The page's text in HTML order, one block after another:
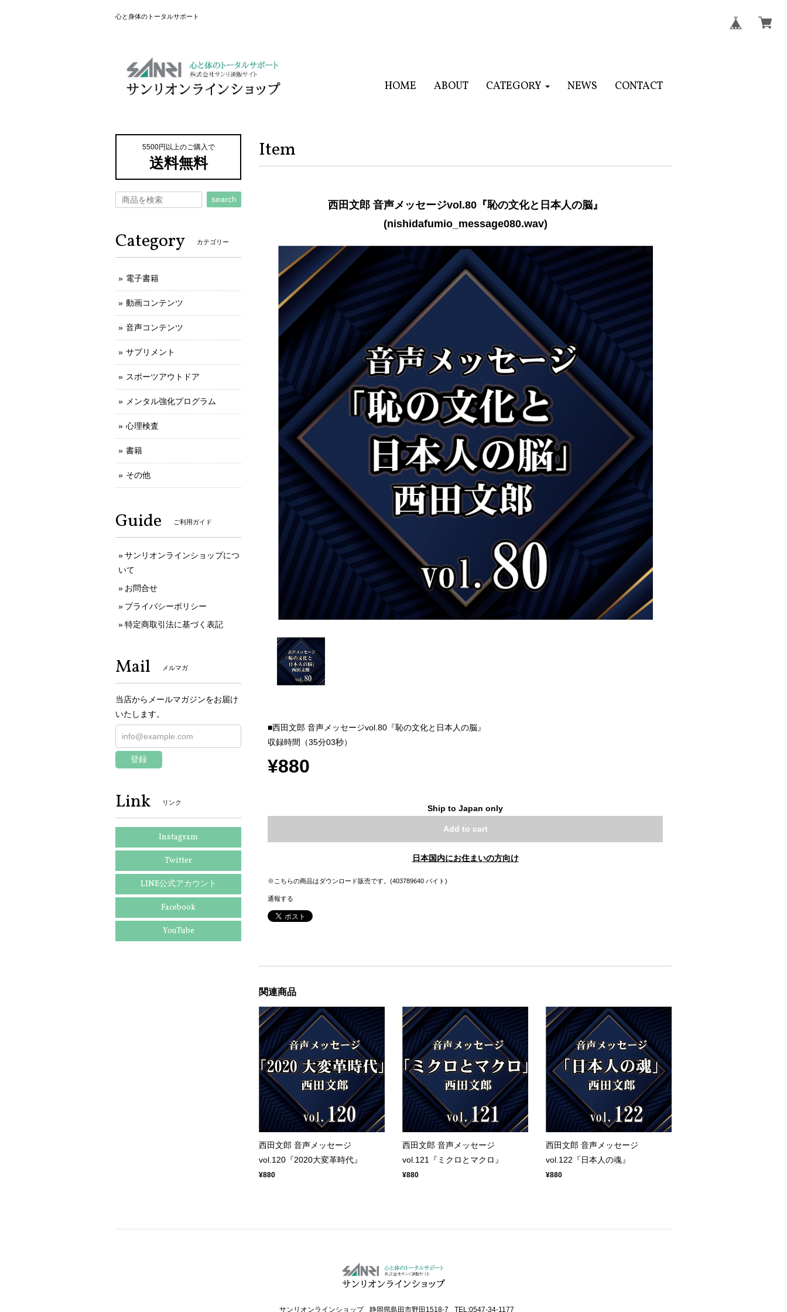
心と身体のトータルサポート
HOME ABOUT CATEGORY NEWS CONTACT
Item
西田文郎 音声メッセージvol.80『恥の文化と日本人の脳』
(nishidafumio_message080.wav)
■西田文郎 音声メッセージvol.80『恥の文化と日本人の脳』
収録時間（35分03秒）
¥880
Ship to Japan only
Add to cart
日本国内にお住まいの方向け
※こちらの商品はダウンロード販売です。(403789640 バイト)
通報する
関連商品
西田文郎 音声メッセージ
vol.120『2020大変革時代』
¥880
西田文郎 音声メッセージ
vol.121『ミクロとマクロ』
¥880
西田文郎 音声メッセージ
vol.122『日本人の魂』
¥880
5500円以上のご購入で
送料無料
search
Category カテゴリー
電子書籍
動画コンテンツ
音声コンテンツ
サプリメント
スポーツアウトドア
メンタル強化プログラム
心理検査
書籍
その他
Guide ご利用ガイド
サンリオンラインショップにつ
いて
お問合せ
プライバシーポリシー
特定商取引法に基づく表記
Mail メルマガ
当店からメールマガジンをお届け
いたします。
登録
Link リンク
Instagram
Twitter
LINE公式アカウント
Facebook
YouTube
サンリオンラインショップ 静岡県島田市野田1518-7 TEL:0547-34-1177